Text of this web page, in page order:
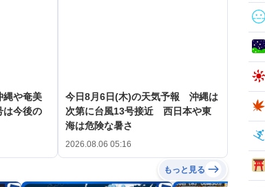
縄や奄美
今後の
今日8月6日(木)の天気予報 沖縄は
次第に台風13号接近 西日本や東
海は危険な暑さ
2026.08.06 05:16
もっと見る